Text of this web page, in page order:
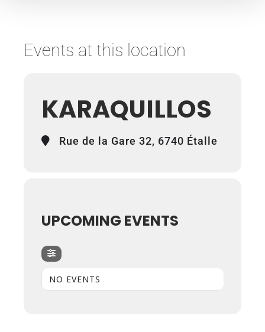
Events at this location
KARAQUILLOS
Rue de la Gare 32, 6740 Étalle
UPCOMING EVENTS
NO EVENTS